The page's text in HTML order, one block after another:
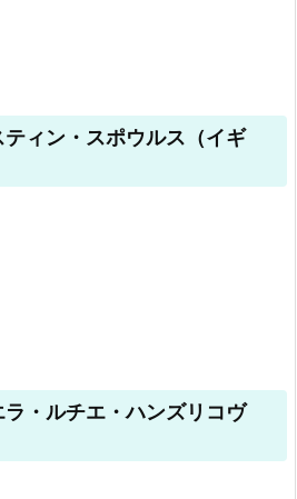
ィン・スポウルス（イギ
・ルチエ・ハンズリコヴ